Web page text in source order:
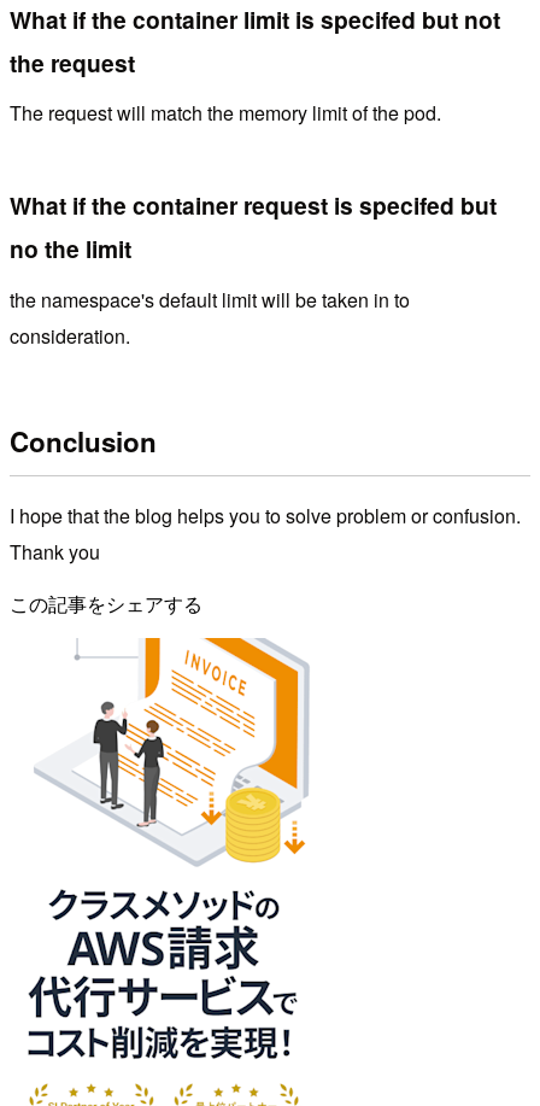
What if the container limit is specifed but not
the request
The request will match the memory limit of the pod.
What if the container request is specifed but
no the limit
the namespace's default limit will be taken in to
consideration.
Conclusion
I hope that the blog helps you to solve problem or confusion.
Thank you
この記事をシェアする